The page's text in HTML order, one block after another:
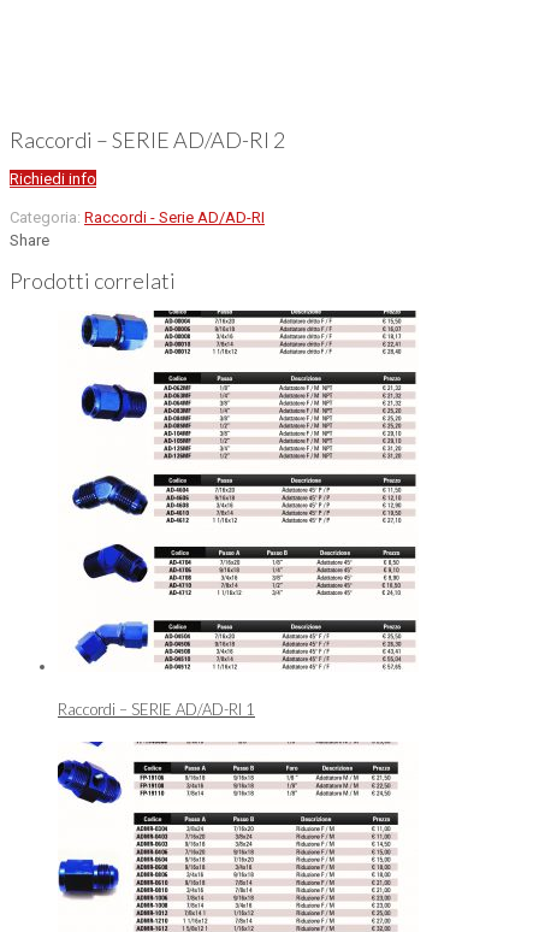
Raccordi – SERIE AD/AD-RI 2
Richiedi info
Categoria: Raccordi - Serie AD/AD-RI
Share
Prodotti correlati
Raccordi – SERIE AD/AD-RI 1